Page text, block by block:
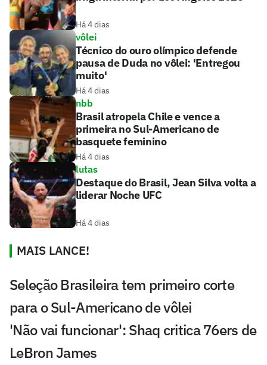
Há 4 dias
vôlei
Técnico do ouro olímpico defende
pausa de Duda no vôlei: 'Entregou
muito'
Há 4 dias
nbb
Brasil atropela Chile e vence a
primeira no Sul-Americano de
basquete feminino
Há 4 dias
lutas
Destaque do Brasil, Jean Silva volta a
liderar Noche UFC
Há 4 dias
MAIS LANCE!
Seleção Brasileira tem primeiro corte
para o Sul-Americano de vôlei
'Não vai funcionar': Shaq critica 76ers de
LeBron James